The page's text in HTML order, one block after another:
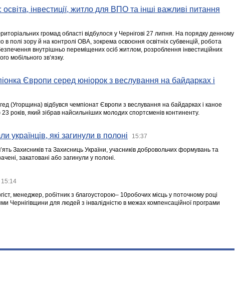
освіта, інвестиції, житло для ВПО та інші важливі питання
громад області відбулося у Чернігові 27 липня. На порядку денному
в полі зору й на контролі ОВА, зокрема освоєння освітніх субвенцій, робота
внутрішньо переміщених осіб житлом, розроблення інвестиційних
мобільного зв’язку.
Європи серед юніорок з веслування на байдарках і
(Угорщина) відбувся чемпіонат Європи з веслування на байдарках і каное
років, який зібрав найсильніших молодих спортсменів континенту.
українців, які загинули в полоні 15:37
Захисників та Захисниць України, учасників добровольчих формувань та
закатовані або загинули у полоні.
15:14
менеджер, робітник з благоусторою– 10робочих місць у поточному році
Чернігівщини для людей з інвалідністю в межах компенсаційної програми